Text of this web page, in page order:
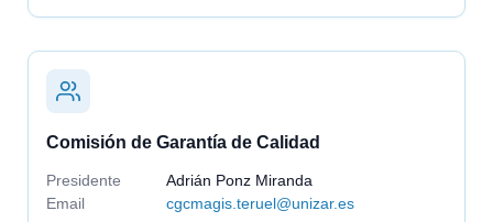
Comisión de Garantía de Calidad
Presidente
Adrián Ponz Miranda
Email
cgcmagis.teruel@unizar.es